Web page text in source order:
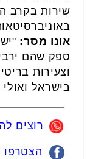
שירות בקרב
אונו מסר:
ספק שהם
וצעירות
בישראל
רוצים
הצטרפו